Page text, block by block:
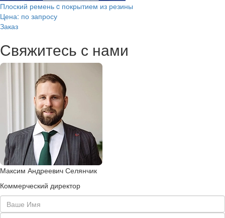
Плоский ремень c покрытием из резины
Цена: по запросу
Заказ
Свяжитесь с нами
Максим Андреевич Селянчик
Коммерческий директор